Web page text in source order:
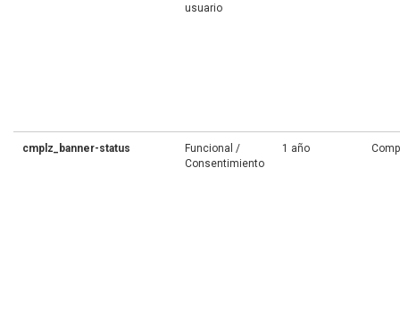
usuario
cmplz_banner-status
Funcional /
Consentimiento
1 año